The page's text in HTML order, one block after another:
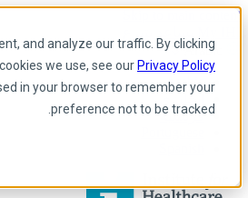
and analyze our traffic. By clicking
we use, see our Privacy Policy
in your browser to remember your
preference not to be tracked.
Skip to main content
Arabic
Arabic
إنجليزي
فرنسية